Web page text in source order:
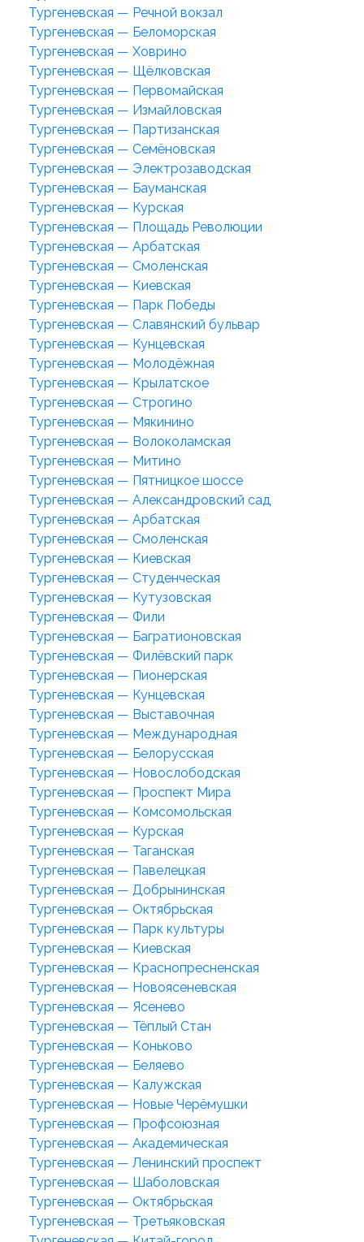
Тургеневская — Речной вокзал
Тургеневская — Беломорская
Тургеневская — Ховрино
Тургеневская — Щёлковская
Тургеневская — Первомайская
Тургеневская — Измайловская
Тургеневская — Партизанская
Тургеневская — Семёновская
Тургеневская — Электрозаводская
Тургеневская — Бауманская
Тургеневская — Курская
Тургеневская — Площадь Революции
Тургеневская — Арбатская
Тургеневская — Смоленская
Тургеневская — Киевская
Тургеневская — Парк Победы
Тургеневская — Славянский бульвар
Тургеневская — Кунцевская
Тургеневская — Молодёжная
Тургеневская — Крылатское
Тургеневская — Строгино
Тургеневская — Мякинино
Тургеневская — Волоколамская
Тургеневская — Митино
Тургеневская — Пятницкое шоссе
Тургеневская — Александровский сад
Тургеневская — Арбатская
Тургеневская — Смоленская
Тургеневская — Киевская
Тургеневская — Студенческая
Тургеневская — Кутузовская
Тургеневская — Фили
Тургеневская — Багратионовская
Тургеневская — Филёвский парк
Тургеневская — Пионерская
Тургеневская — Кунцевская
Тургеневская — Выставочная
Тургеневская — Международная
Тургеневская — Белорусская
Тургеневская — Новослободская
Тургеневская — Проспект Мира
Тургеневская — Комсомольская
Тургеневская — Курская
Тургеневская — Таганская
Тургеневская — Павелецкая
Тургеневская — Добрынинская
Тургеневская — Октябрьская
Тургеневская — Парк культуры
Тургеневская — Киевская
Тургеневская — Краснопресненская
Тургеневская — Новоясеневская
Тургеневская — Ясенево
Тургеневская — Тёплый Стан
Тургеневская — Коньково
Тургеневская — Беляево
Тургеневская — Калужская
Тургеневская — Новые Черёмушки
Тургеневская — Профсоюзная
Тургеневская — Академическая
Тургеневская — Ленинский проспект
Тургеневская — Шаболовская
Тургеневская — Октябрьская
Тургеневская — Третьяковская